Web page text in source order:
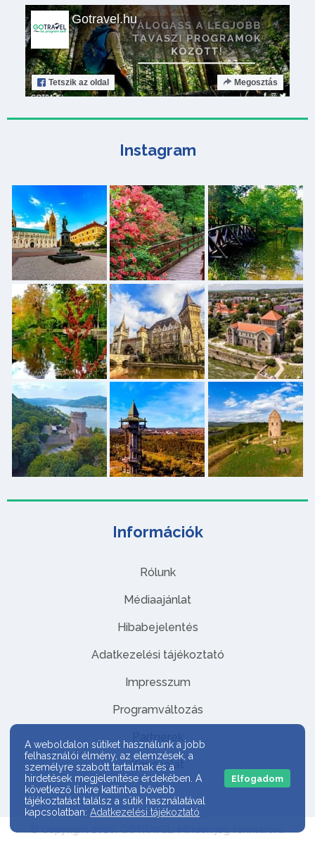
Információk
Rólunk
Médiaajánlat
Hibabejelentés
Adatkezelési tájékoztató
Impresszum
Programváltozás
Partnerek
Kapcsolat
Gotravel.hu
Tetszik az oldal Megosztás
Instagram
© Copyright 2026. GOTRAVEL. Minden jog fenntartva.
A weboldalon sütiket használunk a jobb
felhasználói élmény, az elemzések, a
személyre szabott tartalmak és a
hirdetések megjelenítése érdekében. A
következő linkre kattintva bővebb
tájékoztatást találsz a sütik használatával
kapcsolatban: Adatkezelési tájékoztató
Elfogadom